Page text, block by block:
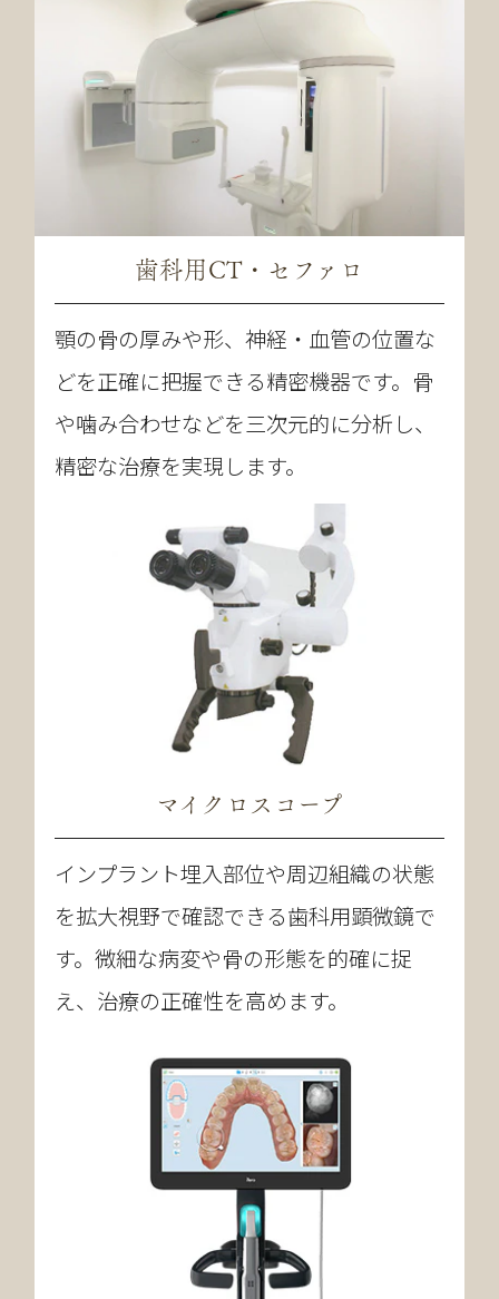
歯科用CT・セファロ
顎の骨の厚みや形、神経・血管の位置な
どを正確に把握できる精密機器です。骨
や噛み合わせなどを三次元的に分析し、
精密な治療を実現します。
マイクロスコープ
インプラント埋入部位や周辺組織の状態
を拡大視野で確認できる歯科用顕微鏡で
す。微細な病変や骨の形態を的確に捉
え、治療の正確性を高めます。